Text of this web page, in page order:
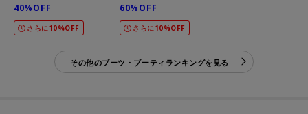
40%OFF
さらに10%OFF
60%OFF
さらに10%OFF
その他のブーツ・ブーティランキングを見る